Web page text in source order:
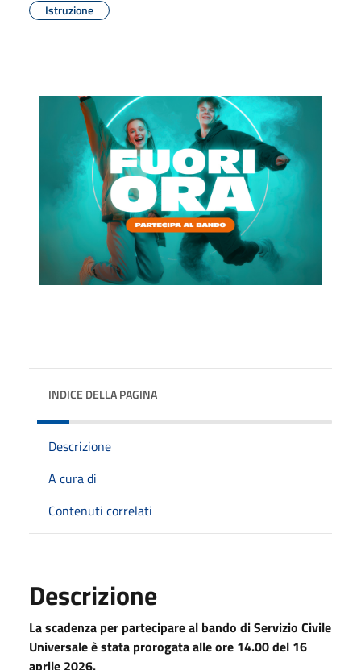
Istruzione
INDICE DELLA PAGINA
Descrizione
A cura di
Contenuti correlati
Descrizione
La scadenza per partecipare al bando di Servizio Civile
Universale è stata prorogata alle ore 14.00 del 16
aprile 2026.